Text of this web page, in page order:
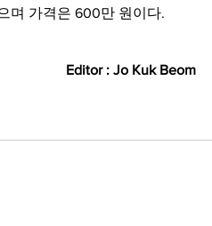
며 가격은 600만 원이다.
Editor : Jo Kuk Beom